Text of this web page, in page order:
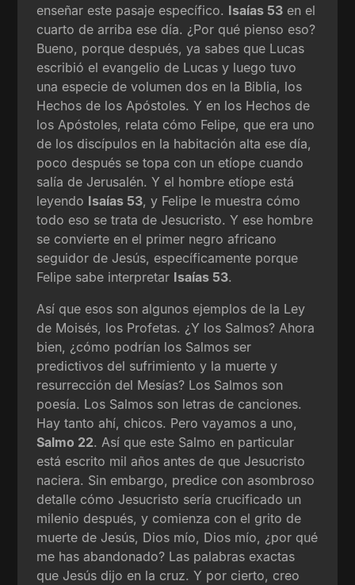
enseñar este pasaje específico. Isaías 53 en el
cuarto de arriba ese día. ¿Por qué pienso eso?
Bueno, porque después, ya sabes que Lucas
escribió el evangelio de Lucas y luego tuvo
una especie de volumen dos en la Biblia, los
Hechos de los Apóstoles. Y en los Hechos de
los Apóstoles, relata cómo Felipe, que era uno
de los discípulos en la habitación alta ese día,
poco después se topa con un etíope cuando
salía de Jerusalén. Y el hombre etíope está
leyendo Isaías 53, y Felipe le muestra cómo
todo eso se trata de Jesucristo. Y ese hombre
se convierte en el primer negro africano
seguidor de Jesús, específicamente porque
Felipe sabe interpretar Isaías 53.
Así que esos son algunos ejemplos de la Ley
de Moisés, los Profetas. ¿Y los Salmos? Ahora
bien, ¿cómo podrían los Salmos ser
predictivos del sufrimiento y la muerte y
resurrección del Mesías? Los Salmos son
poesía. Los Salmos son letras de canciones.
Hay tanto ahí, chicos. Pero vayamos a uno,
Salmo 22. Así que este Salmo en particular
está escrito mil años antes de que Jesucristo
naciera. Sin embargo, predice con asombroso
detalle cómo Jesucristo sería crucificado un
milenio después, y comienza con el grito de
muerte de Jesús, Dios mío, Dios mío, ¿por qué
me has abandonado? Las palabras exactas
que Jesús dijo en la cruz. Y por cierto, creo